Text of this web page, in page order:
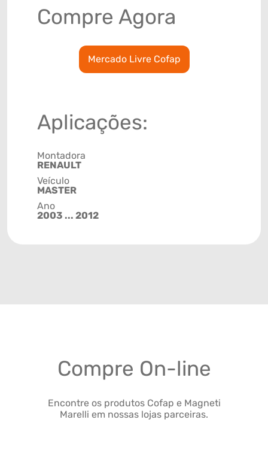
Compre Agora
Mercado Livre Cofap
Aplicações:
Montadora
RENAULT
Veículo
MASTER
Ano
2003 ... 2012
Compre On-line
Encontre os produtos Cofap e Magneti
Marelli em nossas lojas parceiras.